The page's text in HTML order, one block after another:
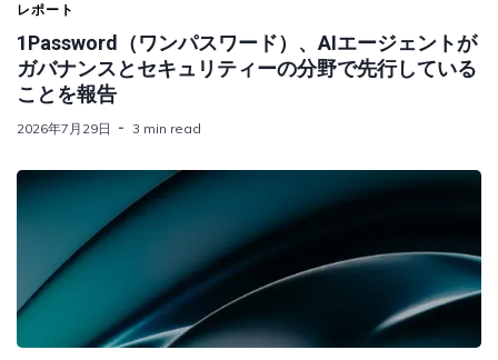
レポート
1Password（ワンパスワード）、AIエージェントが
ガバナンスとセキュリティーの分野で先行している
ことを報告
2026年7月29日 3 min read